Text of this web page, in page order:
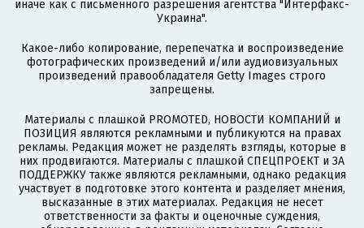
иначе как с письменного разрешения агентства "Интерфакс-
Украина".
Какое-либо копирование, перепечатка и воспроизведение
фотографических произведений и/или аудиовизуальных
произведений правообладателя Getty Images строго
запрещены.
Материалы с плашкой PROMOTED, НОВОСТИ КОМПАНИЙ и
ПОЗИЦИЯ являются рекламными и публикуются на правах
рекламы. Редакция может не разделять взгляды, которые в
них продвигаются. Материалы с плашкой СПЕЦПРОЕКТ и ЗА
ПОДДЕРЖКУ также являются рекламными, однако редакция
участвует в подготовке этого контента и разделяет мнения,
высказанные в этих материалах. Редакция не несет
ответственности за факты и оценочные суждения,